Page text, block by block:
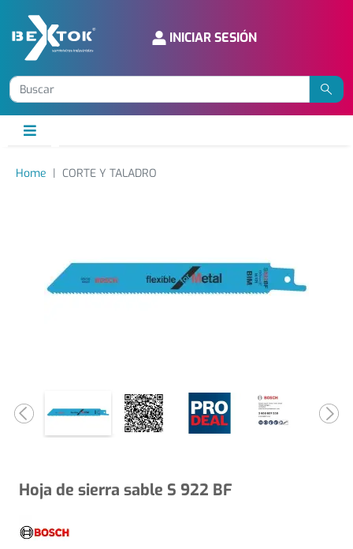
INICIAR SESIÓN
Home CORTE Y TALADRO
Hoja de sierra sable S 922 BF